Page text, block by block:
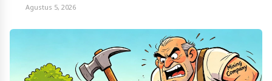
Agustus 5, 2026